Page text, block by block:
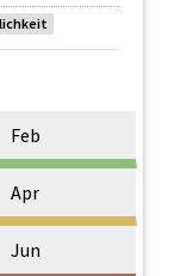
Feb
Apr
Jun